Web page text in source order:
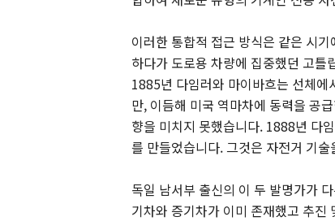
이러한 통합적 접근 방식은 같은 시
하다가 도로용 차량에 집중했던 고
1885년 다임러와 마이바흐는 선체에
만, 이듬해 미국 역마차에 동력을 공
향을 미치지 못했습니다. 1888년 다
를 만들었습니다. 그것은 자전거 기
독일 남서부 출신의 이 두 발명가가
기차와 증기차가 이미 존재했고 추